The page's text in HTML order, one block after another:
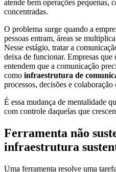
atende bem operações pequenas,
concentradas.
O problema surge quando a
pessoas entram, áreas se
Nesse estágio, tratar a
deixa de funcionar. Empresas que
entendem que a comunicação
como infraestrutura de
processos, decisões e colaboração
É essa mudança de mentalidade
com controle daquelas que
Ferramenta não
infraestrutura
Uma ferramenta resolve uma